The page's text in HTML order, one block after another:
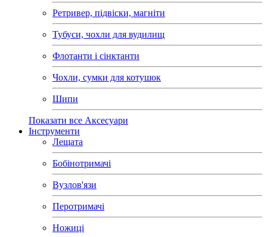
Ретривер, підвіски, магніти
Тубуси, чохли для вудилищ
Флотанти і сінктанти
Чохли, сумки для котушок
Шипи
Показати все Аксесуари
Інструменти
Лещата
Бобінотримачі
Вузлов'язи
Перотримачі
Ножиці